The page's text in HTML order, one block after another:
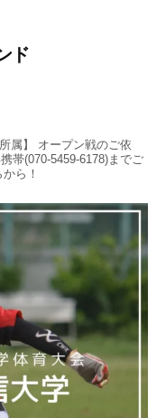
ド
属】
オープン戦のご依
帯(070-5459-6178)までご
ら！